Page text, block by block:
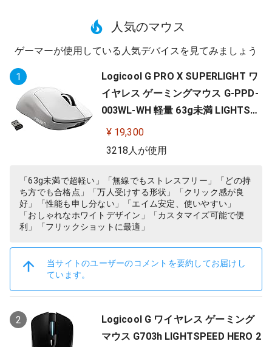
人気のマウス
ゲーマーが使用している人気デバイスを見てみましょう
1
Logicool G PRO X SUPERLIGHT ワ
イヤレス ゲーミングマウス G-PPD-
003WL-WH 軽量 63g未満 LIGHTSP
EED HERO 25Kセンサー POWERPLA
Y 無線 充電 対応 ゲーミング マウス
¥ 19,300
3218人が使用
「63g未満で超軽い」「無線でもストレスフリー」「どの持
ち方でも合格点」「万人受けする形状」「クリック感が良
好」「性能も申し分ない」「エイム安定、使いやすい」
「おしゃれなホワイトデザイン」「カスタマイズ可能で便
利」「フリックショットに最適」
当サイトのユーザーのコメントを要約してお届けし
ています。
2
Logicool G ワイヤレス ゲーミング
マウス G703h LIGHTSPEED HERO 2